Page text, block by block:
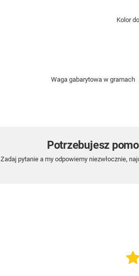
Kolor
Waga gabarytowa w gramach
Potrzebujesz
Zadaj pytanie a my odpowiemy niezwłocznie,